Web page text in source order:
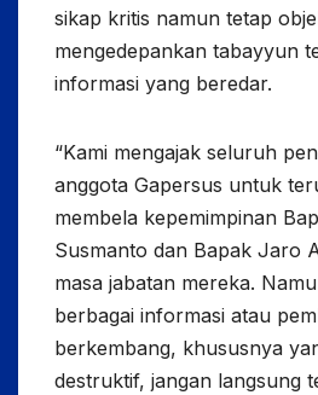
sikap kritis namun tetap
mengedepankan tabayyun
informasi yang beredar.
“Kami mengajak seluruh
anggota Gapersus untuk
membela kepemimpinan
Susmanto dan Bapak Jaro
masa jabatan mereka.
berbagai informasi atau
berkembang, khususnya
destruktif, jangan langsung